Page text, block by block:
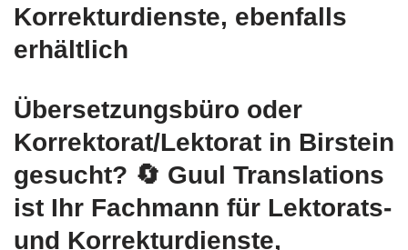
Korrekturdienste, ebenfalls
erhältlich
Übersetzungsbüro oder
Korrektorat/Lektorat in Birstein
gesucht? 🔄 Guul Translations
ist Ihr Fachmann für Lektorats-
und Korrekturdienste,